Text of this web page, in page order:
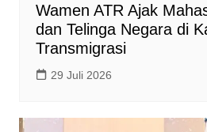
Wamen ATR Ajak
dan Telinga Negara di
Transmigrasi
29 Juli 2026